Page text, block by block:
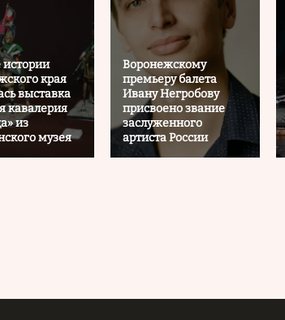
истории
края
выставка
кавалерия
из
музея
Воронежскому
премьеру балета
Ивану Негробову
присвоено звание
заслуженного
артиста России